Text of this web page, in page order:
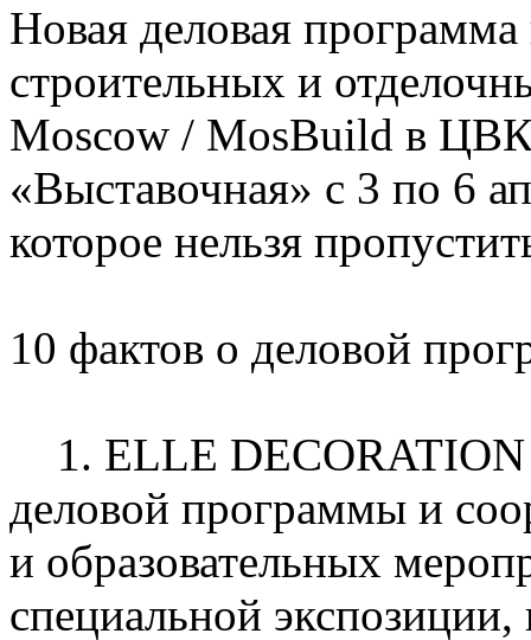
Новая деловая
строительных и
Moscow / MosBuild в
«Выставочная» с 3 по 6
которое нельзя
10 фактов о деловой
1. ELLE DECORATION
деловой программы и
и образовательных
специальной